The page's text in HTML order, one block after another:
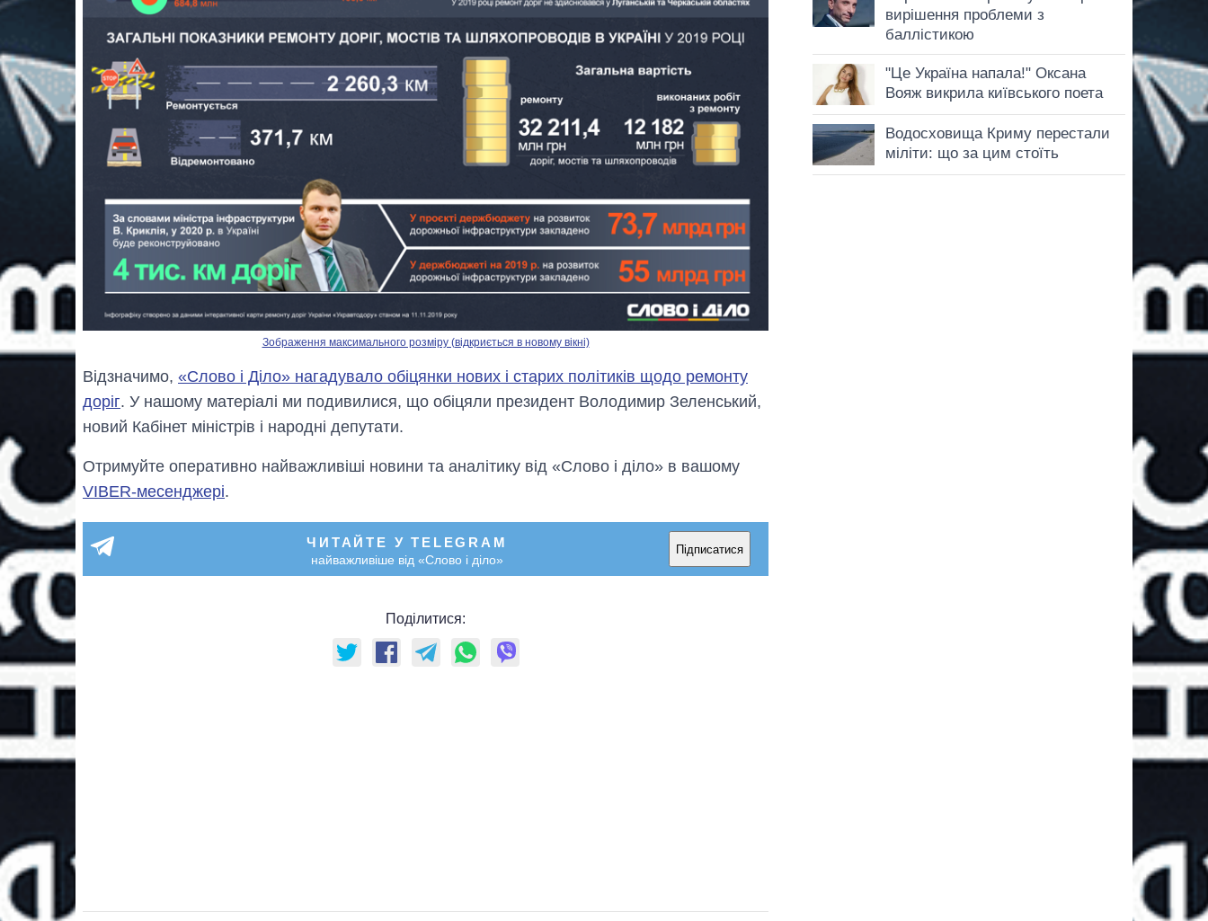
Зображення максимального розміру (відкриється в новому вікні)
Відзначимо, «Слово і Діло» нагадувало обіцянки нових і старих політиків щодо ремонту
доріг. У нашому матеріалі ми подивилися, що обіцяли президент Володимир Зеленський,
новий Кабінет міністрів і народні депутати.
Отримуйте оперативно найважливіші новини та аналітику від «Слово і діло» в вашому
VIBER-месенджері.
ЧИТАЙТЕ У TELEGRAM
найважливіше від «Слово і діло»
Підписатися
Поділитися: